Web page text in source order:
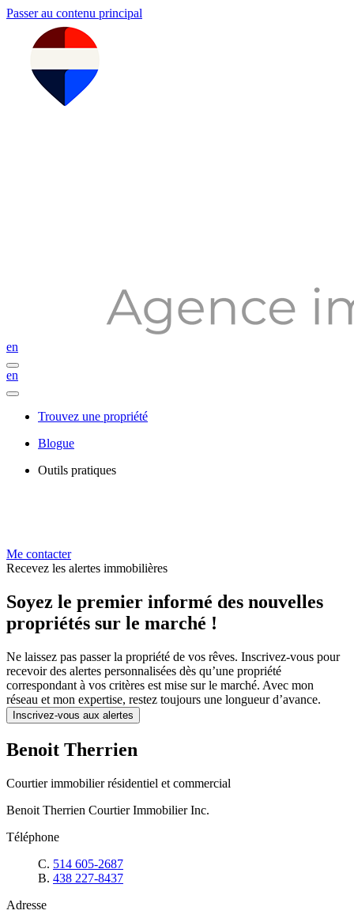
Passer au contenu principal
en
en
Trouvez une propriété
Blogue
Outils pratiques
Me contacter
Recevez les alertes immobilières
Soyez le premier informé des nouvelles
propriétés sur le marché !
Ne laissez pas passer la propriété de vos rêves. Inscrivez-vous pour
recevoir des alertes personnalisées dès qu’une propriété
correspondant à vos critères est mise sur le marché. Avec mon
réseau et mon expertise, restez toujours une longueur d’avance.
Inscrivez-vous aux alertes
Benoit Therrien
Courtier immobilier résidentiel et commercial
Benoit Therrien Courtier Immobilier Inc.
Téléphone
C. 514 605-2687
B. 438 227-8437
Adresse